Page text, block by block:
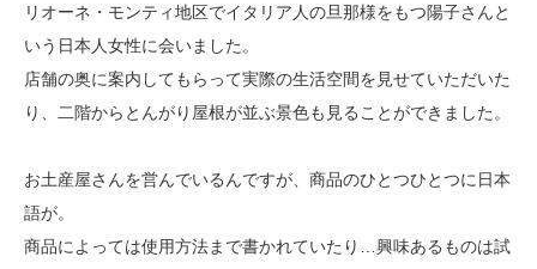
リオーネ・モンティ地区でイタリア人の旦那様をもつ陽子さんと
いう日本人女性に会いました。
店舗の奥に案内してもらって実際の生活空間を見せていただいた
り、二階からとんがり屋根が並ぶ景色も見ることができました。
お土産屋さんを営んでいるんですが、商品のひとつひとつに日本
語が。
商品によっては使用方法まで書かれていたり…興味あるものは試